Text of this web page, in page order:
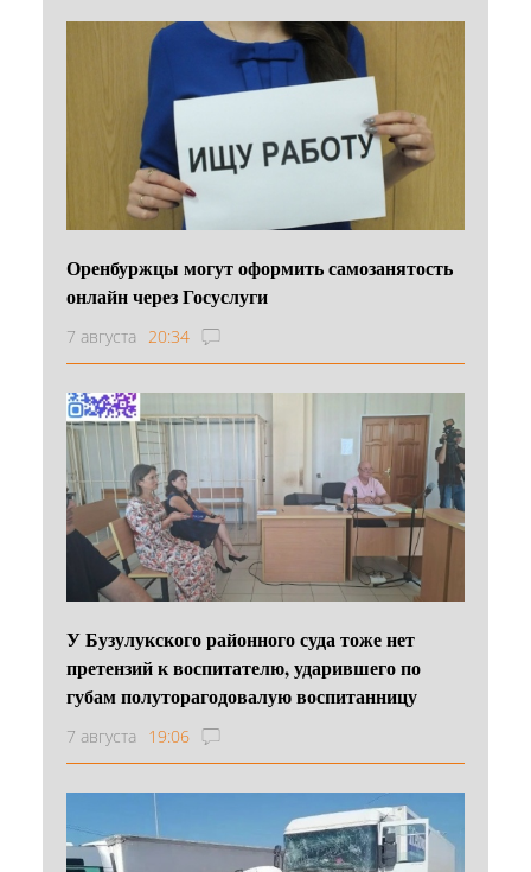
Оренбуржцы могут оформить самозанятость
онлайн через Госуслуги
7 августа 20:34
У Бузулукского районного суда тоже нет
претензий к воспитателю, ударившего по
губам полуторагодовалую воспитанницу
7 августа 19:06